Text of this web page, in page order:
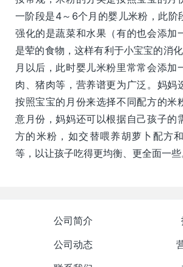
一阶段是4～6个月的婴儿米粉，此阶
强化的是蔬菜和水果（有的也会添加
是荤的食物，这样有利于小宝宝的消
月以后，此时婴儿米粉里常常会添加
肉、猪肉等，营养谱更为广泛。妈妈
按照宝宝的月份来选择不同配方的米
意月份，妈妈还可以根据自己孩子的
方的米粉，如交替喂养胡萝卜配方
等，以让孩子吃得更均衡、更全面一些
公司简介
公司动态